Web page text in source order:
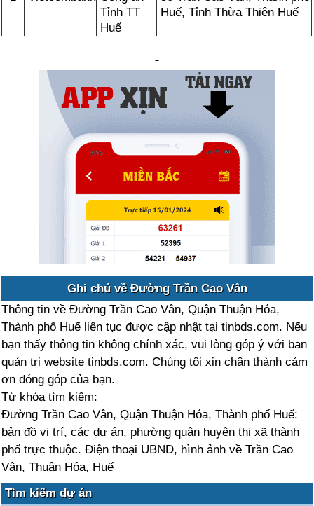
Tỉnh TT
Huế
Huế, Tỉnh Thừa Thiên Huế
Ghi chú về Đường Trần Cao Vân
Thông tin về Đường Trần Cao Vân, Quận Thuận Hóa,
Thành phố Huế liên tục được cập nhật tại tinbds.com. Nếu
bạn thấy thông tin không chính xác, vui lòng góp ý với ban
quản trị website tinbds.com. Chúng tôi xin chân thành cảm
ơn đóng góp của bạn.
Từ khóa tìm kiếm:
Đường Trần Cao Vân, Quận Thuận Hóa, Thành phố Huế:
bản đồ vị trí, các dự án, phường quận huyện thị xã thành
phố trực thuộc. Điện thoại UBND, hình ảnh về Trần Cao
Vân, Thuận Hóa, Huế
Tìm kiếm dự án